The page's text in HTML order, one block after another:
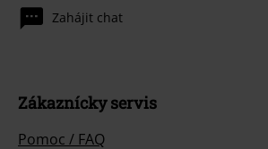
Zahájit chat
Zákaznícky servis
Pomoc / FAQ